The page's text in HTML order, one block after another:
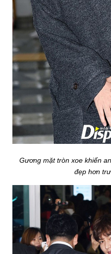
Gương mặt tròn xoe khiến
đẹp hơn